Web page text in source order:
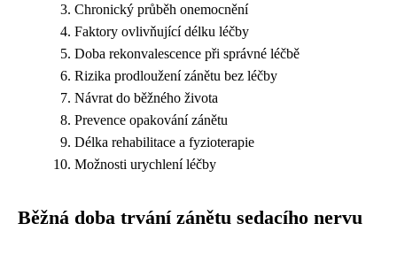
Chronický průběh onemocnění
Faktory ovlivňující délku léčby
Doba rekonvalescence při správné léčbě
Rizika prodloužení zánětu bez léčby
Návrat do běžného života
Prevence opakování zánětu
Délka rehabilitace a fyzioterapie
Možnosti urychlení léčby
Běžná doba trvání zánětu sedacího nervu